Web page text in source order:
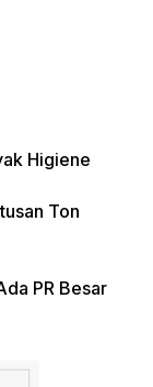
Higiene
Ton
PR Besar